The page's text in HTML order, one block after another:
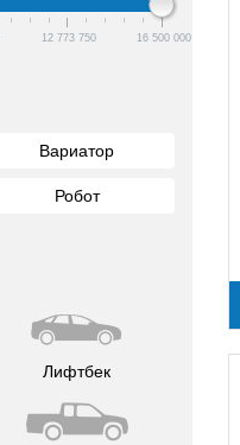
12 773 750 16 500 000
Вариатор
Робот
Лифтбек